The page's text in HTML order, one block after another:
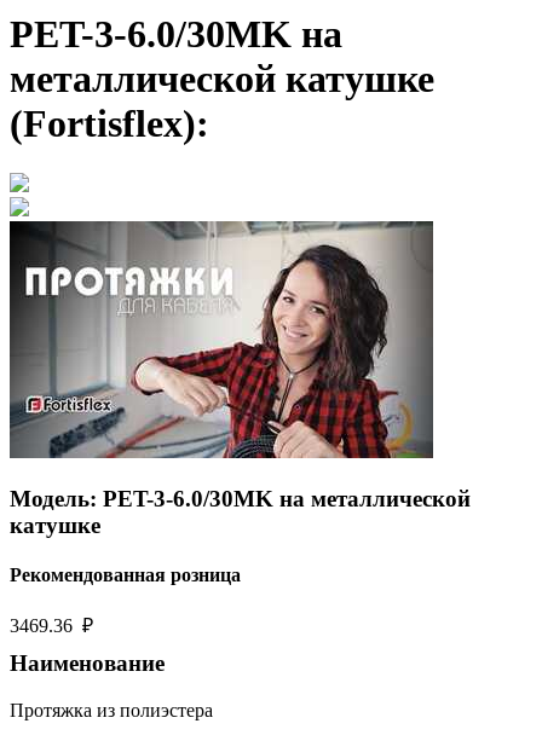
PET-3-6.0/30MK на
металлической катушке
(Fortisflex):
Модель: PET-3-6.0/30MK на металлической
катушке
Рекомендованная розница
3469.36 ₽
Наименование
Протяжка из полиэстера